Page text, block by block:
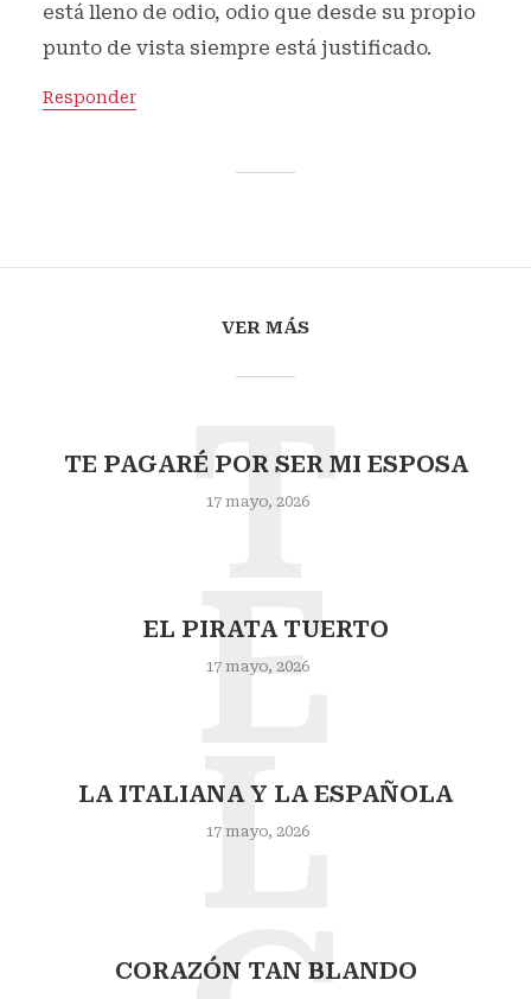
está lleno de odio, odio que desde su propio
punto de vista siempre está justificado.
Responder
VER MÁS
TE PAGARÉ POR SER MI ESPOSA
17 mayo, 2026
T
EL PIRATA TUERTO
17 mayo, 2026
E
LA ITALIANA Y LA ESPAÑOLA
17 mayo, 2026
L
CORAZÓN TAN BLANDO